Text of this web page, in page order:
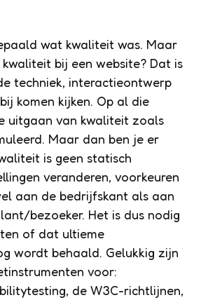
wat kwaliteit was. Maar
bij een website? Dat is
techniek, interactieontwerp
komen kijken. Op al die
uitgaan van kwaliteit zoals
Maar dan ben je er
is geen statisch
veranderen, voorkeuren
aan de bedrijfskant als aan
bezoeker. Het is dus nodig
of dat ultieme
wordt behaald. Gelukkig zijn
voor:
de W3C-richtlijnen,